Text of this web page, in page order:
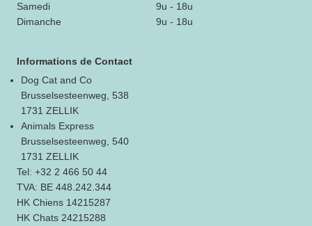
Samedi
9u - 18u
Dimanche
9u - 18u
Informations de Contact
Dog Cat and Co
Brusselsesteenweg, 538
1731 ZELLIK
Animals Express
Brusselsesteenweg, 540
1731 ZELLIK
Tel: +32 2 466 50 44
TVA: BE 448.242.344
HK Chiens 14215287
HK Chats 24215288